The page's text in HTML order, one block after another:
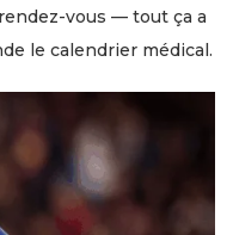
vous — tout ça a
le calendrier médical.